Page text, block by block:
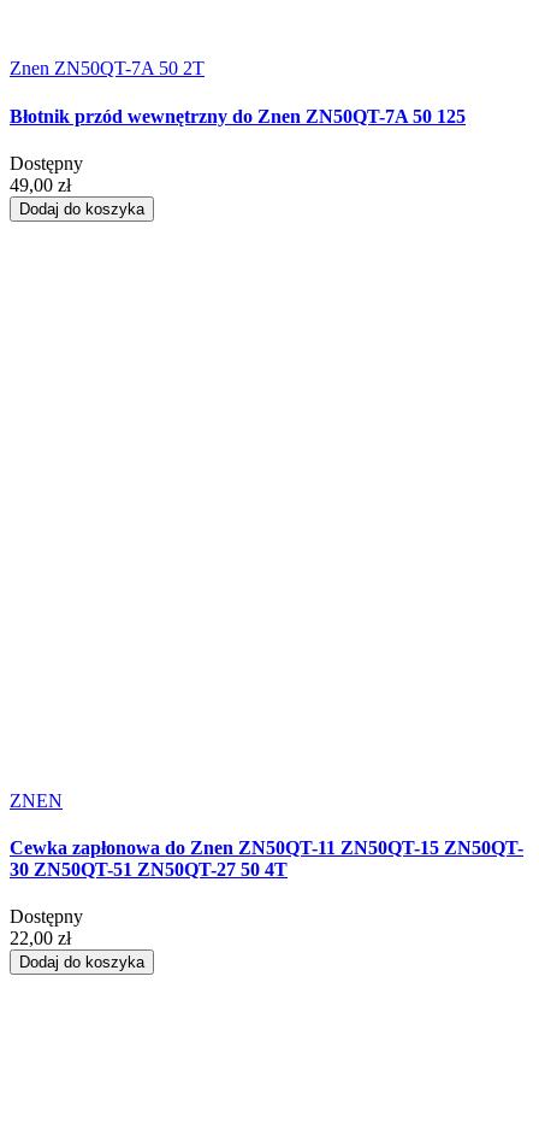
Znen ZN50QT-7A 50 2T
Błotnik przód wewnętrzny do Znen ZN50QT-7A 50 125
Dostępny
49,00 zł
Dodaj do koszyka
ZNEN
Cewka zapłonowa do Znen ZN50QT-11 ZN50QT-15 ZN50QT-
30 ZN50QT-51 ZN50QT-27 50 4T
Dostępny
22,00 zł
Dodaj do koszyka